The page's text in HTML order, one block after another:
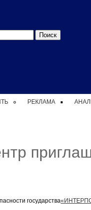
РЕКЛАМА
государства